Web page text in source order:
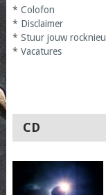
* Colofon
* Disclaimer
* Stuur jouw
* Vacatures
CD